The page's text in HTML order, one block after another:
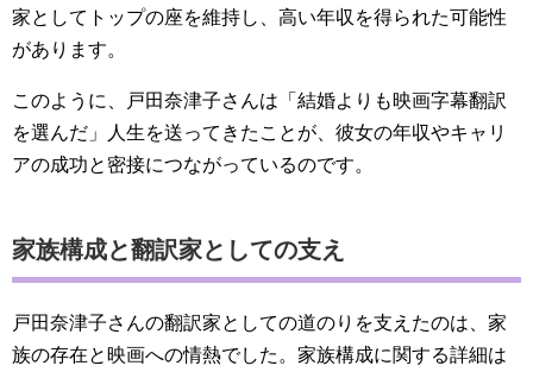
家としてトップの座を維持し、高い年収を得られた可能性
があります。
このように、戸田奈津子さんは「結婚よりも映画字幕翻訳
を選んだ」人生を送ってきたことが、彼女の年収やキャリ
アの成功と密接につながっているのです。
家族構成と翻訳家としての支え
戸田奈津子さんの翻訳家としての道のりを支えたのは、家
族の存在と映画への情熱でした。家族構成に関する詳細は